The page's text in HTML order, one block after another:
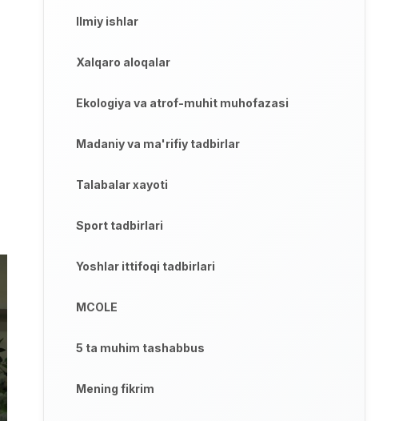
Ilmiy ishlar
Xalqaro aloqalar
Ekologiya va atrof-muhit muhofazasi
Madaniy va ma'rifiy tadbirlar
Talabalar xayoti
Sport tadbirlari
Yoshlar ittifoqi tadbirlari
MCOLE
5 ta muhim tashabbus
Mening fikrim